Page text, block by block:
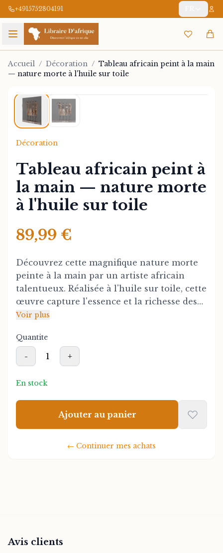
+4915752804191
Accueil / Décoration / Tableau africain peint à la main
— nature morte à l'huile sur toile
1 2
Décoration
Tableau africain peint à
la main — nature morte
à l'huile sur toile
89,99 €
Découvrez cette magnifique nature morte
peinte à la main par un artiste africain
talentueux. Réalisée à l'huile sur toile, cette
œuvre capture l'essence et la richesse des
couleurs traditionnelles africaines avec
pinceau reflète la passion et l'authenticité
de l'artiste, transformant des fruits, fleurs
ou objets du quotidien en une composition
vibrante et intemporelle.
Cette pièce unique apportera une touche
d'art et de culture africaine à votre
intérieur, que ce soit dans un salon, une
chambre ou un bureau. Le format sur toile
Parfait comme cadeau pour les amateurs
Voir plus
Quantite
- 1 +
En stock
Ajouter au panier
← Continuer mes achats
Avis clients